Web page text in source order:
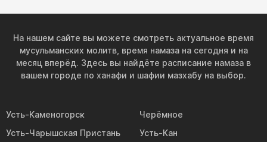
На нашем сайте вы можете смотреть актуальное время
мусульманских молитв, время намаза на сегодня и на
месяц вперёд. Здесь вы найдёте расписание намаза в
вашем городе по ханафи и шафии мазхабу на выбор.
Усть-Каменогорск
Черёмное
Усть-Чарышская Пристань
Усть-Кан